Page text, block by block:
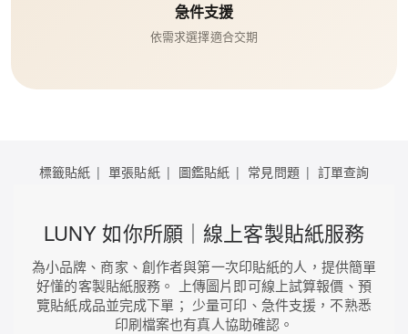
急件支援
依需求選擇適合交期
標籤貼紙 單張貼紙 圖鑑貼紙 常見問題 訂單查詢
LUNY 如你所願｜線上客製貼紙服務
為小品牌、商家、創作者與第一次印貼紙的人，提供簡單
好懂的客製貼紙服務。 上傳圖片即可線上試算報價、預
覽貼紙成品並完成下單； 少量可印、急件支援，不熟悉
印刷檔案也有真人協助確認。